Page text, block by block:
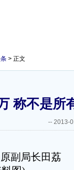
> 正文
称不是所
-- 2013-